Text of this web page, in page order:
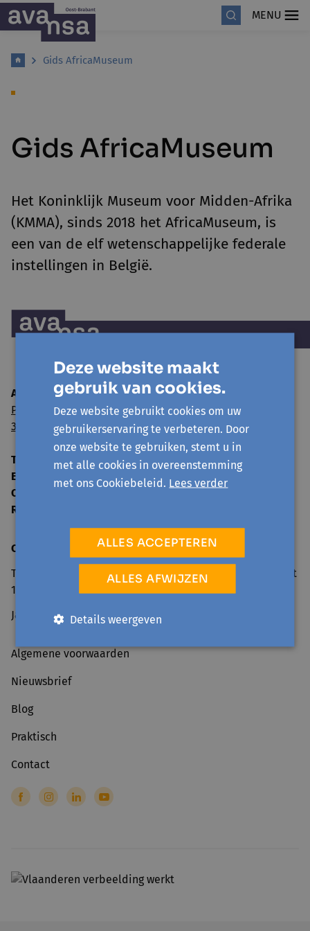
MENU
Gids AfricaMuseum
Gids AfricaMuseum
Het Koninklijk Museum voor Midden-Afrika
(KMMA), sinds 2018 het AfricaMuseum, is
een van de elf wetenschappelijke federale
instellingen in België.
Avansa Oost-Brabant vzw
Paul van Ostaijenlaan 24
3001 Leuven
Tel:
016 52 59 00
E-mail:
info@avansa-oostbrabant.be
Ondernemingsnummer
0859 592 125
RPR
Contact
Telefonisch bereikbaar tijdens de kantooruren van 9u tot
17u of op kantoor na afspraak.
Jaarlijkse sluiting van 25 december t.e.m. 1 januari.
Algemene voorwaarden
Nieuwsbrief
Blog
Praktisch
Contact
Deze website maakt
gebruik van cookies.
Deze website gebruikt cookies om uw
gebruikerservaring te verbeteren. Door
onze website te gebruiken, stemt u in
met alle cookies in overeenstemming
met ons Cookiebeleid. Lees verder
ALLES ACCEPTEREN
ALLES AFWIJZEN
Details weergeven